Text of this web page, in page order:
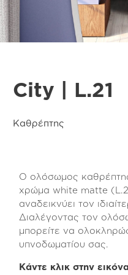
City | L.21
Καθρέπτης
Ο ολόσωμος
χρώμα white matte
αναδεικνύει τον
Διαλέγοντας τον
μπορείτε να
υπνοδωματίου σας.
Κάντε κλικ στην